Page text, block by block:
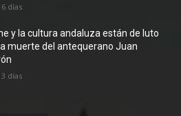
días
y la cultura andaluza están de luto
muerte del antequerano Juan
días